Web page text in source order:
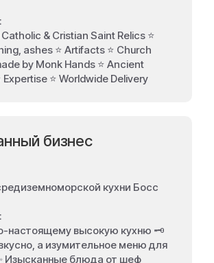
& Cristian Saint Relics ⭐
ashes ⭐ Artifacts ⭐ Church
by Monk Hands ⭐ Аncient
Expertise ⭐ Worldwide Delivery
бизнес
кухни Босс
настоящему высокую кухню 🗝️
а изумительное меню для
Изысканные блюда от шеф